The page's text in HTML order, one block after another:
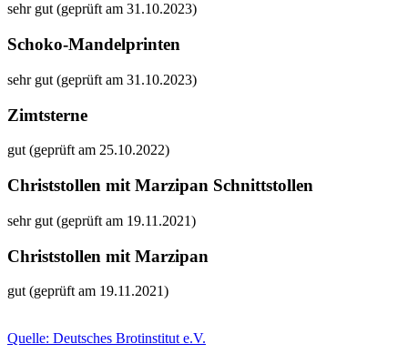
sehr gut (geprüft am 31.10.2023)
Schoko-Mandelprinten
sehr gut (geprüft am 31.10.2023)
Zimtsterne
gut (geprüft am 25.10.2022)
Christstollen mit Marzipan Schnittstollen
sehr gut (geprüft am 19.11.2021)
Christstollen mit Marzipan
gut (geprüft am 19.11.2021)
Quelle: Deutsches Brotinstitut e.V.